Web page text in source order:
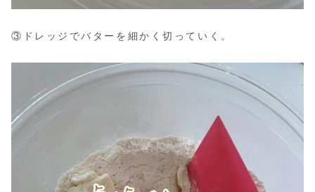
③ドレッジでバターを細かく切っていく。